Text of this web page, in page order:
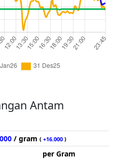
Antam
/ gram ( +16.000 )
per Gram